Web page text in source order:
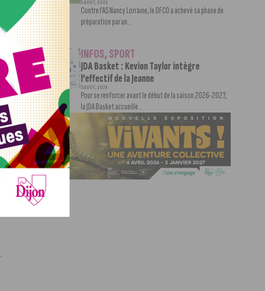
.
3 AOÛT, 2026
Contre l’AS Nancy Lorraine, le DFCO a achevé sa phase de
préparation par un...
INFOS,SPORT
JDA Basket : Kevion Taylor intègre
l’effectif de la Jeanne
3 AOÛT, 2026
Pour se renforcer avant le début de la saison 2026-2027,
la JDA Basket accueille...